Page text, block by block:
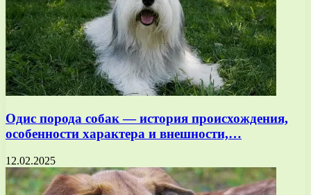
Одис порода собак — история происхождения,
особенности характера и внешности,…
12.02.2025